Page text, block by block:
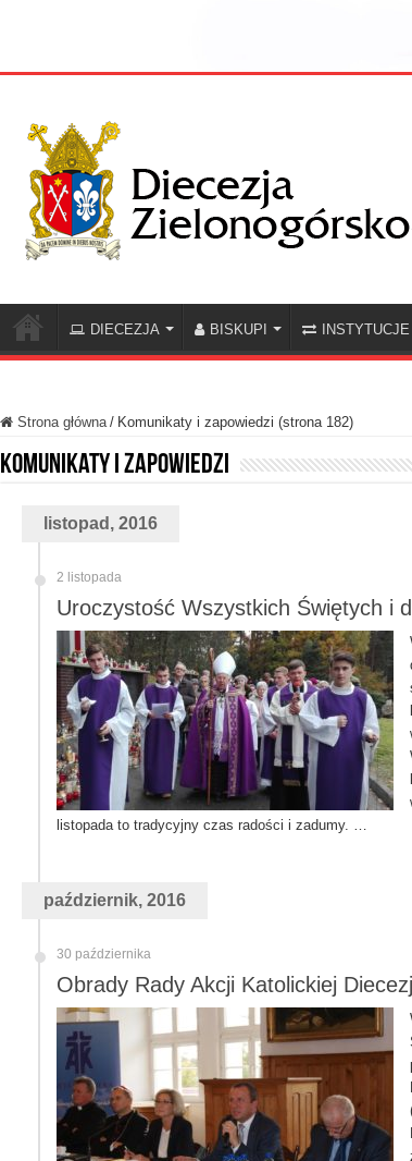
DIECEZJA BISKUPI INSTYTUCJE
Strona główna / Komunikaty i zapowiedzi (strona 182)
Komunikaty i zapowiedzi
listopad, 2016
2 listopada
Uroczystość Wszystkich Świętych i
listopada to tradycyjny czas radości i zadumy. …
październik, 2016
30 października
Obrady Rady Akcji Katolickiej